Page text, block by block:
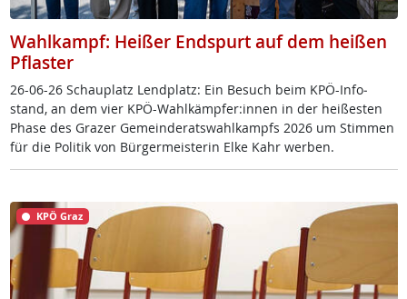
Wahlkampf: Heißer Endspurt auf dem heißen
Pflaster
26-06-26 Schau­platz Lend­platz: Ein Be­such beim KPÖ-In­fo­
stand, an dem vier KPÖ-Wahl­kämp­fer:in­nen in der hei­ßes­ten
Pha­se des Gra­zer Ge­mein­de­rats­wahl­kampfs 2026 um Stim­men
für die Po­li­tik von Bür­ger­meis­te­rin El­ke Kahr wer­ben.
KPÖ Graz